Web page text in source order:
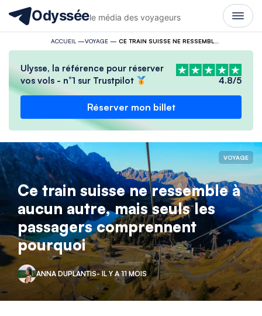
Odysséele média des voyageurs
ACCUEIL —VOYAGE—
Ulysse, la référence pour réserver
vos vols - n°1 sur Trustpilot
4.8/5
Réserver mon billet
VOYAGE
Ce train suisse ne ressemble à
aucun autre, mais seuls les
passagers comprennent
pourquoi
ANNA DUPLANTIS- IL Y A 11 MOIS